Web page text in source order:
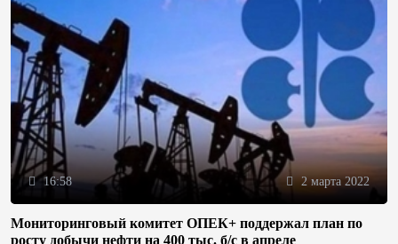
16:58 2 марта 2022
Мониторинговый комитет ОПЕК+ поддержал план по
росту добычи нефти на 400 тыс. б/с в апреле